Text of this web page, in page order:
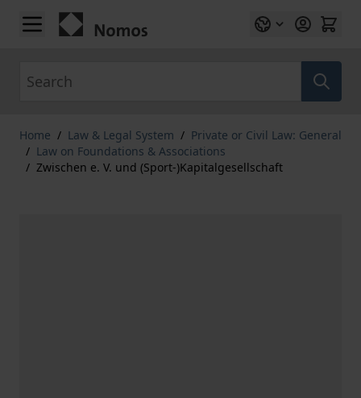
Skip to Content
Home / Law & Legal System / Private or Civil Law: General
/ Law on Foundations & Associations
/ Zwischen e. V. und (Sport-)Kapitalgesellschaft